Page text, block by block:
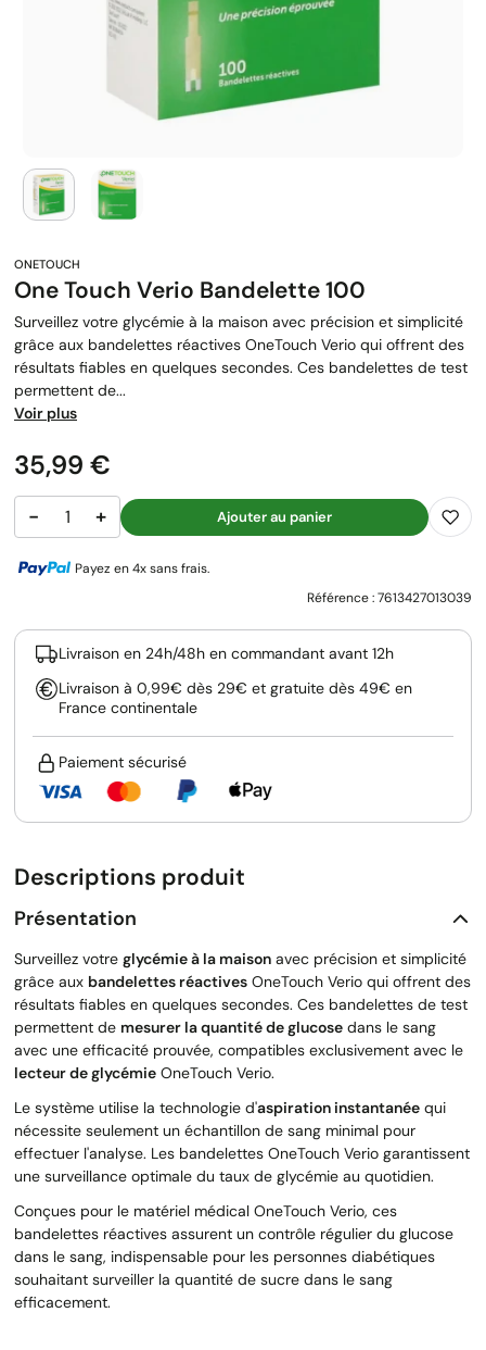
One Touch Verio Bandelette 100
Surveillez votre glycémie à la maison avec précision et simplicité
grâce aux bandelettes réactives OneTouch Verio qui offrent des
résultats fiables en quelques secondes. Ces bandelettes de test
permettent de...
Voir plus
Prix
35,99 €
− + Ajouter au panier
Payez en 4x sans frais.
Référence :7613427013039
Livraison en 24h/48h en commandant avant 12h
Livraison à 0,99€ dès 29€ et gratuite dès 49€ en
France continentale
Paiement sécurisé
Descriptions produit
Présentation
Surveillez votre glycémie à la maison avec précision et simplicité
grâce aux bandelettes réactives OneTouch Verio qui offrent des
résultats fiables en quelques secondes. Ces bandelettes de test
permettent de mesurer la quantité de glucose dans le sang
avec une efficacité prouvée, compatibles exclusivement avec le
lecteur de glycémie OneTouch Verio.
Le système utilise la technologie d'aspiration instantanée qui
nécessite seulement un échantillon de sang minimal pour
effectuer l'analyse. Les bandelettes OneTouch Verio garantissent
une surveillance optimale du taux de glycémie au quotidien.
Conçues pour le matériel médical OneTouch Verio, ces
bandelettes réactives assurent un contrôle régulier du glucose
dans le sang, indispensable pour les personnes diabétiques
souhaitant surveiller la quantité de sucre dans le sang
efficacement.